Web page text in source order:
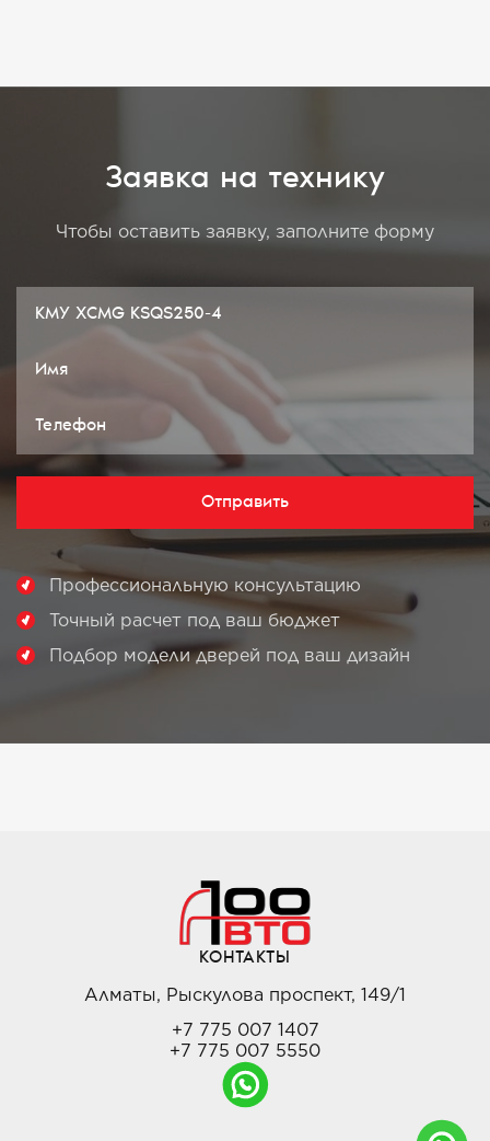
Заявка на технику
Чтобы оставить заявку, заполните форму
Отправить
Профессиональную консультацию
Точный расчет под ваш бюджет
Подбор модели дверей под ваш дизайн
КОНТАКТЫ
Алматы, Рыскулова проспект, 149/1
+7 775 007 1407
+7 775 007 5550